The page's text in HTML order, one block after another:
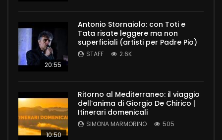
20:55
Antonio Stornaiolo: con Toti e
Tata risate leggere ma non
superficiali (artisti per Padre Pio)
STAFF 2.6K
10:50
Ritorno al Mediterraneo: il viaggio
dell’anima di Giorgio De Chirico |
Itinerari domenicali
SIMONA MARMORINO 505